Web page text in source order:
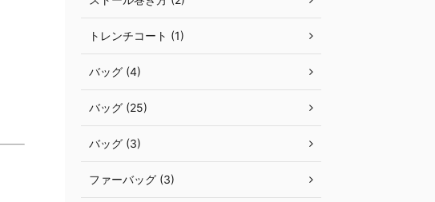
トレンチコート (1)
バッグ (4)
バッグ (25)
バッグ (3)
ファーバッグ (3)